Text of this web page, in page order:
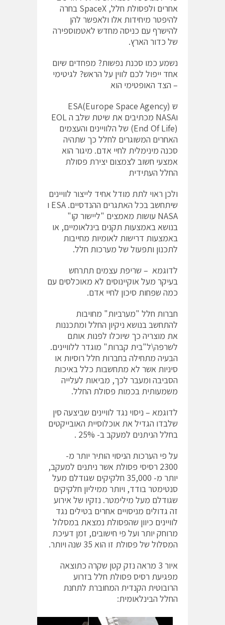
אחרים ולפסולת חלל, SpaceX בחרה
להיפטר מיחידות אלו ולאפשר להן
להישרף עם כניסה מחדש לאטמוספירה
של כדור הארץ.
נשמע כמו סכנת נפשות? מפחדים שיום
אחד ייפול לכם לווין על הראש? לגיטימי
– הצד האופטימי הוא
ש ESA(Europe Space Agency)
וNASA מכתיבים את שיטת שלב ה EOL
(End Of Life) של הלוויינים והעצמים
האחרים המשוגרים לחלל כך שתהיה
סכנה מינימלית לחיי אדם. מיגור הוא
אמצעי חשוב לצמצום יצירת פסולת
החלל העתידית
ולכן ראוי לתת מודל אחיד לייצור לוויינים
שיתחשב בכל האתגרים ההנדסיים. ESA ו
NASA עושות מאמצים "ליישור קו"
בנושא באמצעות תקנים בינלאומיים, או
באמצעות דרישות לאומיות מחייבות
לתכנון ותפעול של מערכות חלל.
לדוגמא – שריפת עצמים תתרחש
בעיקר מעל אוקיינוסים לא מאוכלסים עם
כמה שפחות סיכון לחיי אדם.
חברות חלל "מערביות" מחויבות
להתחשב בנושא ניקיון החלל ומתכננות
את מוצריה כך שיוכלו לפנות אותם
לשרפה\ל"בית קברות" מוגדר ללוויינים.
הבעיה מתחילה בחברות חלל רוסיות או
סיניות אשר לא מתחשבות כלל באיכות
הסביבה ומעבר לכך, מביאות לעלייה
משמעותית בכמות פסולת החלל.
לדוגמא – ניסוי נגד לוויינים שביצעה סין
שלבדו הגדיל את אוכלוסיית האובייקטים
בחלל הניתנים למעקב ב- 25% .
על פי הערכות הניסוי הותיר יותר מ-
2300 רסיסי פסולת אשר ניתנים למעקב,
יותר מ- 35,000 חלקיקים שגודלם מעל
סנטימטר בודד, ויותר ממיליון חלקיקים
שגודלם מעל מילימטר. נזקיו של אירוע
זה גדולים מניסויים אחרים בטילים נגד
לוויינים כיוון שהפסולת נמצאת במסלול
מרוחק יותר ועל פי חישובים, זמן דעיכת
המסלול של פסולת זו הוא 35 שנה ויותר.
איור 3 מראה נזק קטן שקרה כתוצאה
מפגיעת רסיס פסולת חלל בזרוע
הרובוטית הקנדית המחוברת לתחנת
החלל הבינלאומית: